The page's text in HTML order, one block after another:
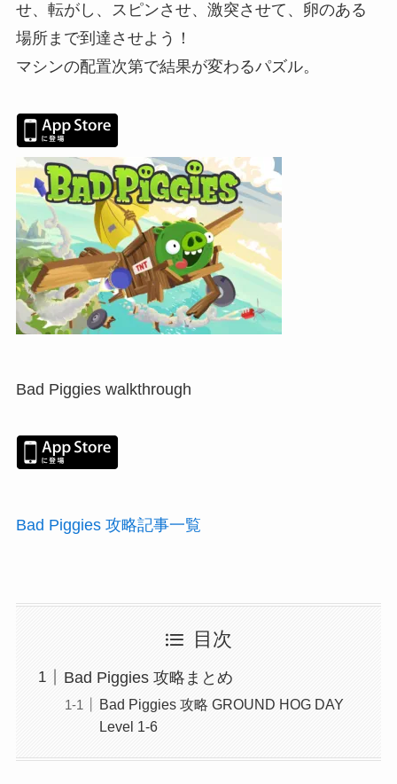
せ、転がし、スピンさせ、激突させて、卵のある
場所まで到達させよう！
マシンの配置次第で結果が変わるパズル。
Bad Piggies walkthrough
Bad Piggies 攻略記事一覧
目次
Bad Piggies 攻略まとめ
Bad Piggies 攻略 GROUND HOG DAY
Level 1-6